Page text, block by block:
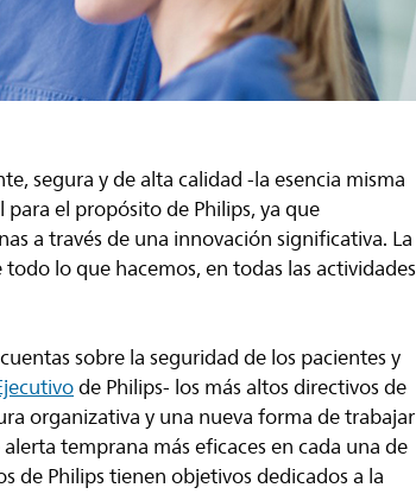
segura y de alta calidad -la esencia misma
el propósito de Philips, ya que
a través de una innovación significativa. La
lo que hacemos, en todas las actividades
sobre la seguridad de los pacientes y
de Philips- los más altos directivos de
organizativa y una nueva forma de trabajar
temprana más eficaces en cada una de
de Philips tienen objetivos dedicados a la